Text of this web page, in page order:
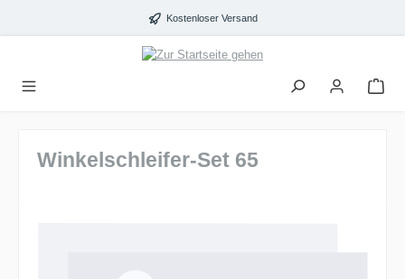
Kostenloser Versand
Winkelschleifer-Set 65